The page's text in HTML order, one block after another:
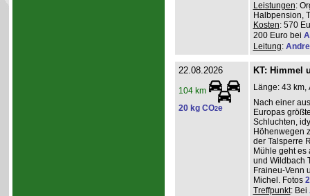
Leistungen:
Halbpension,
Kosten: 570
200 Euro bei
Leitung:
22.08.2026
104 km
20 kg CO2e
KT: Himmel
Länge: 43 km,
Nach einer
Europas
Schluchten,
Höhenwegen
der Talsperre
Mühle geht es
und Wildbach
Fraineu-Venn
Michel. Fotos
Treffpunkt: Bei